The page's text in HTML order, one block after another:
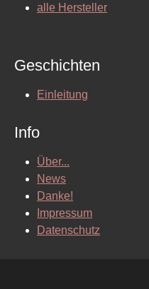
alle Hersteller
Geschichten
Einleitung
Info
Über...
News
Danke!
Impressum
Datenschutz